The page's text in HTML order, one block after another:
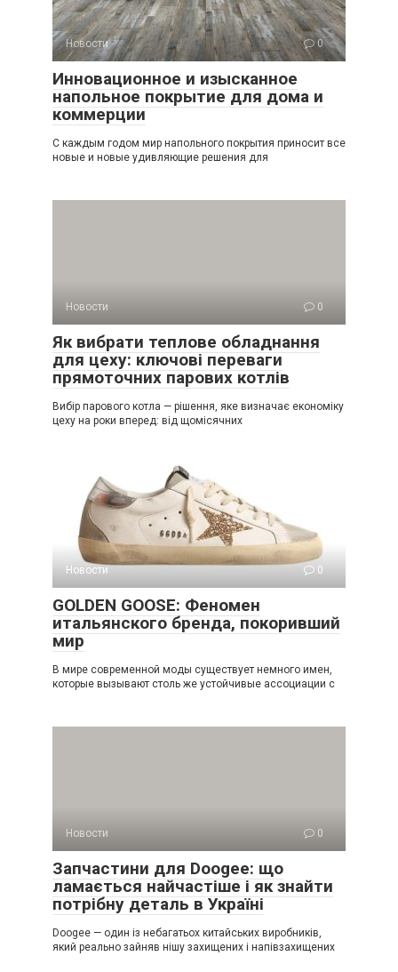
Новости 0
Инновационное и изысканное
напольное покрытие для дома и
коммерции
С каждым годом мир напольного покрытия приносит все
новые и новые удивляющие решения для
Новости 0
Як вибрати теплове обладнання
для цеху: ключові переваги
прямоточних парових котлів
Вибір парового котла — рішення, яке визначає економіку
цеху на роки вперед: від щомісячних
Новости 0
GOLDEN GOOSE: Феномен
итальянского бренда, покоривший
мир
В мире современной моды существует немного имен,
которые вызывают столь же устойчивые ассоциации с
Новости 0
Запчастини для Doogee: що
ламається найчастіше і як знайти
потрібну деталь в Україні
Doogee — один із небагатьох китайських виробників,
який реально зайняв нішу захищених і напівзахищених